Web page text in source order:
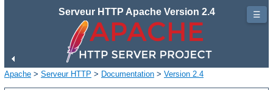
Serveur HTTP Apache Version 2.4
Apache > Serveur HTTP > Documentation > Version 2.4
☰